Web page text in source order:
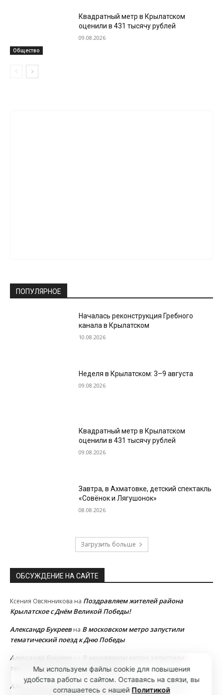
Общество
Квадратный метр в Крылатском
оценили в 431 тысячу рублей
09.08.2026
ПОПУЛЯРНОЕ
Началась реконструкция Гребного
канала в Крылатском
10.08.2026
Неделя в Крылатском: 3–9 августа
09.08.2026
Квадратный метр в Крылатском
оценили в 431 тысячу рублей
09.08.2026
Завтра, в Ахматовке, детский спектакль
«Совёнок и Лягушонок»
08.08.2026
Загрузить больше
ОБСУЖДЕНИЕ НА САЙТЕ
Ксения Овсянникова на Поздравляем жителей района
Крылатское с Днём Великой Победы!
Александр Букреевна В московском метро запустили
тематический поезд к Дню Победы
Александр Букреев
В московском метро запустили
тематический поезд к Дню Победы
Александр Букреев
В московском метро запустили
Мы используем файлы cookie для повышения
удобства работы с сайтом. Оставаясь на связи, вы
соглашаетесь с нашей Политикой